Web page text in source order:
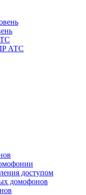
АТС
доступом
домофонов